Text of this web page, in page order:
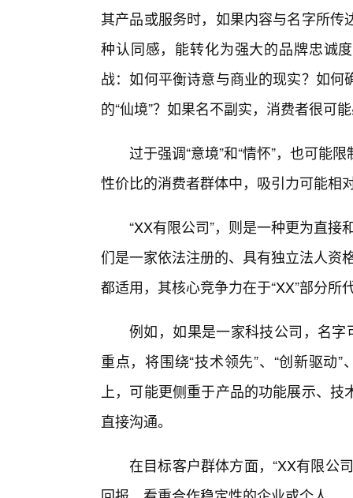
其产品或服务时，如果内容与名字所
种认同感，能转化为强大的品牌忠诚
战：如何平衡诗意与商业的现实？如
的“仙境”？如果名不副实，消费者很可
过于强调“意境”和“情怀”，也可能
性价比的消费者群体中，吸引力可能相
“XX有限公司”，则是一种更为直
们是一家依法注册的、具有独立法人资
都适用，其核心竞争力在于“XX”部分所
例如，如果是一家科技公司，名字
重点，将围绕“技术领先”、“创新驱动
上，可能更侧重于产品的功能展示、
直接沟通。
在目标客户群体方面，“XX有限公